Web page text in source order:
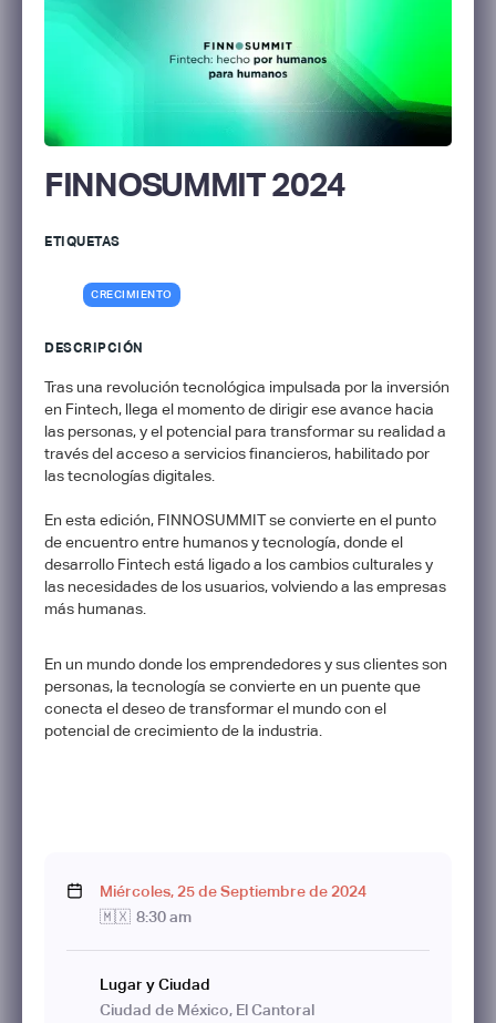
FINNOSUMMIT 2024
ETIQUETAS
CRECIMIENTO
DESCRIPCIÓN
Tras una revolución tecnológica impulsada por la inversión
en Fintech, llega el momento de dirigir ese avance hacia
las personas, y el potencial para transformar su realidad a
través del acceso a servicios financieros, habilitado por
las tecnologías digitales.
En esta edición, FINNOSUMMIT se convierte en el punto
de encuentro entre humanos y tecnología, donde el
desarrollo Fintech está ligado a los cambios culturales y
las necesidades de los usuarios, volviendo a las empresas
más humanas.
En un mundo donde los emprendedores y sus clientes son
personas, la tecnología se convierte en un puente que
conecta el deseo de transformar el mundo con el
potencial de crecimiento de la industria.
Miércoles, 25deSeptiembrede 2024
🇲🇽 8:30 am
Lugar y Ciudad
Ciudad de México, El Cantoral